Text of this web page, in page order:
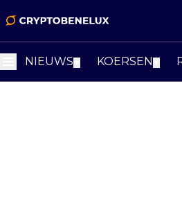
NIEUWS KOERSEN